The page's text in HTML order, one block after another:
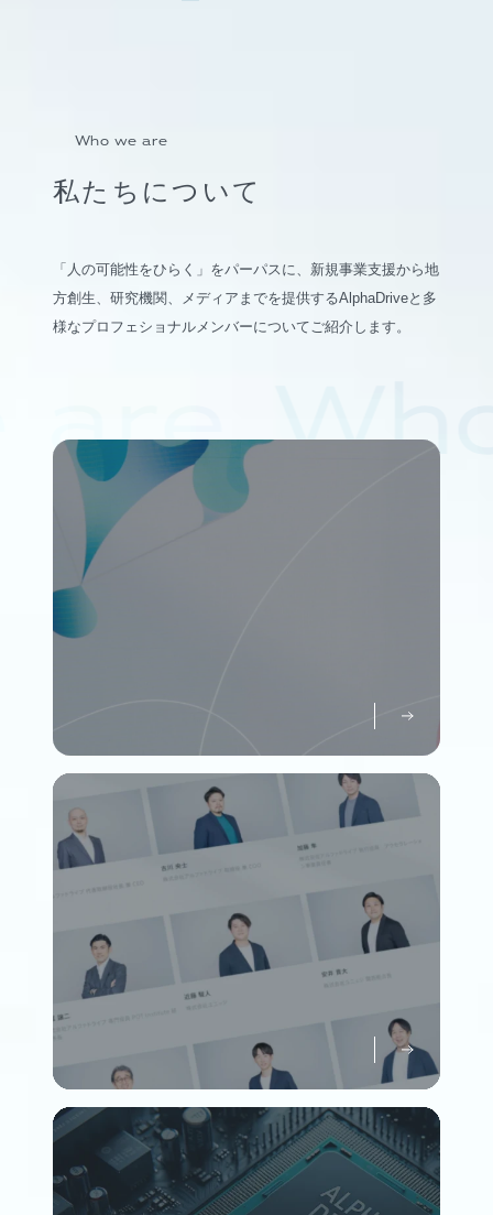
Who we are
私たちについて
「人の可能性をひらく」をパーパスに、新規事業支援から地
方創生、研究機関、メディアまでを提供するAlphaDriveと多
様なプロフェショナルメンバーについてご紹介します。
Member